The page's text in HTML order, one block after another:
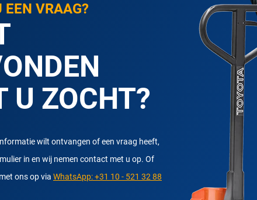
EEN VRAAG?
U ZOCHT?
wilt ontvangen of een vraag heeft,
in en wij nemen contact met u op. Of
ons op via WhatsApp: +31 10 - 521 32 88